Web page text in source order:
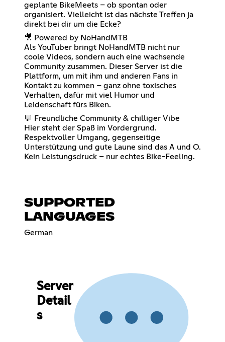
geplante BikeMeets – ob spontan oder
organisiert. Vielleicht ist das nächste Treffen ja
direkt bei dir um die Ecke?
🎥 Powered by NoHandMTB
Als YouTuber bringt NoHandMTB nicht nur
coole Videos, sondern auch eine wachsende
Community zusammen. Dieser Server ist die
Plattform, um mit ihm und anderen Fans in
Kontakt zu kommen – ganz ohne toxisches
Verhalten, dafür mit viel Humor und
Leidenschaft fürs Biken.
💬 Freundliche Community & chilliger Vibe
Hier steht der Spaß im Vordergrund.
Respektvoller Umgang, gegenseitige
Unterstützung und gute Laune sind das A und O.
Kein Leistungsdruck – nur echtes Bike-Feeling.
SUPPORTED
LANGUAGES
German
Server
Detail
s